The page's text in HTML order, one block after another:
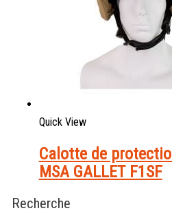
Quick View
Calotte de
MSA GALLET F1SF
Recherche